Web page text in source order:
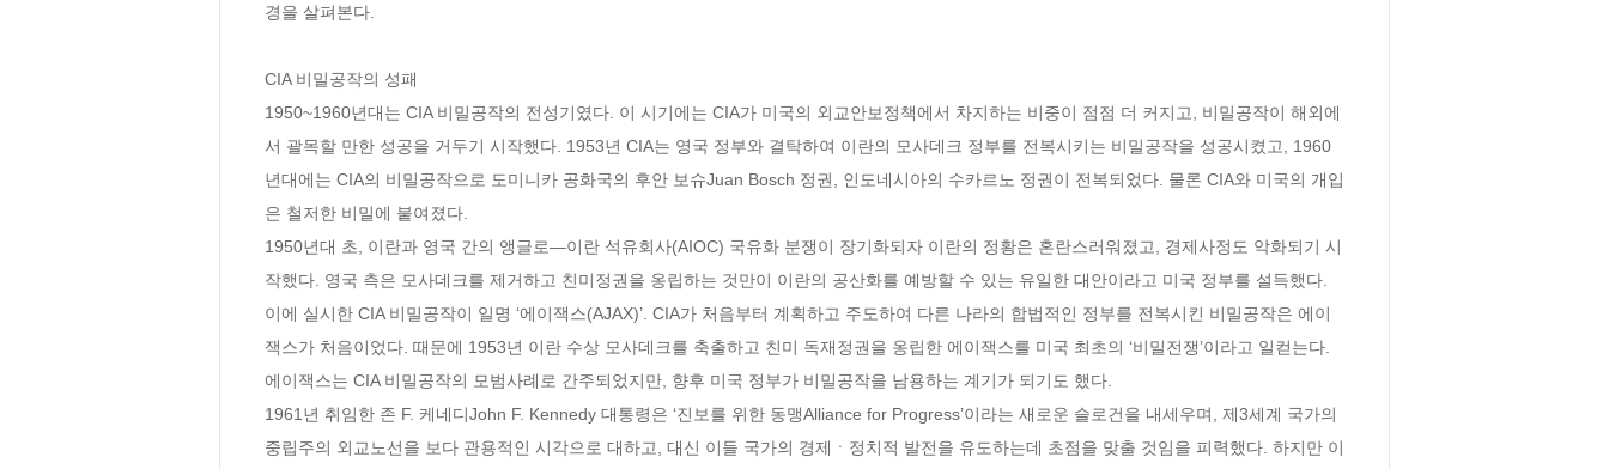
경을 살펴본다.
CIA 비밀공작의 성패
1950~1960년대는 CIA 비밀공작의 전성기였다. 이 시기에는 CIA가 미국의 외교안보정책에서 차지하는 비중이 점점 더 커지고, 비밀공작이 해외에
서 괄목할 만한 성공을 거두기 시작했다. 1953년 CIA는 영국 정부와 결탁하여 이란의 모사데크 정부를 전복시키는 비밀공작을 성공시켰고, 1960
년대에는 CIA의 비밀공작으로 도미니카 공화국의 후안 보슈Juan Bosch 정권, 인도네시아의 수카르노 정권이 전복되었다. 물론 CIA와 미국의 개입
은 철저한 비밀에 붙여졌다.
1950년대 초, 이란과 영국 간의 앵글로―이란 석유회사(AIOC) 국유화 분쟁이 장기화되자 이란의 정황은 혼란스러워졌고, 경제사정도 악화되기 시
작했다. 영국 측은 모사데크를 제거하고 친미정권을 옹립하는 것만이 이란의 공산화를 예방할 수 있는 유일한 대안이라고 미국 정부를 설득했다.
이에 실시한 CIA 비밀공작이 일명 ‘에이잭스(AJAX)’. CIA가 처음부터 계획하고 주도하여 다른 나라의 합법적인 정부를 전복시킨 비밀공작은 에이
잭스가 처음이었다. 때문에 1953년 이란 수상 모사데크를 축출하고 친미 독재정권을 옹립한 에이잭스를 미국 최초의 ‘비밀전쟁’이라고 일컫는다.
에이잭스는 CIA 비밀공작의 모범사례로 간주되었지만, 향후 미국 정부가 비밀공작을 남용하는 계기가 되기도 했다.
1961년 취임한 존 F. 케네디John F. Kennedy 대통령은 ‘진보를 위한 동맹Alliance for Progress’이라는 새로운 슬로건을 내세우며, 제3세계 국가의
중립주의 외교노선을 보다 관용적인 시각으로 대하고, 대신 이들 국가의 경제ㆍ정치적 발전을 유도하는데 초점을 맞출 것임을 피력했다. 하지만 이